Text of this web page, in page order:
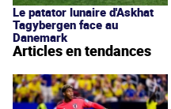
Le patator lunaire d'Askhat
Tagybergen face au
Danemark
Articles en tendances